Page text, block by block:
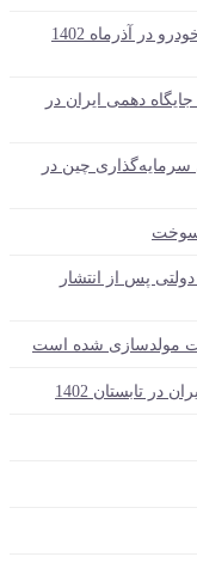
لیست قیمت جدید کارخانه ای محصولات ایران خودرو در آذرماه 1402
۱.۵ میلیارد تن فولاد خام در ۱۰ ماه ۲۰۲۳/ جایگاه دهمی ایران در
سرمایه‌گذاری چین در
سوخت
۵۰ درصد ۲۷۸ شرکت دولتی پس از انتشار